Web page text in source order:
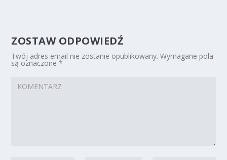
ZOSTAW ODPOWIEDŹ
Twój adres email nie zostanie opublikowany. Wymagane pola
są oznaczone*